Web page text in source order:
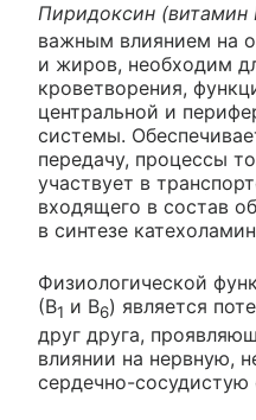
Пиридоксин (витамин
важным влиянием на
и жиров, необходим
кроветворения,
центральной и
системы.
передачу, процессы
участвует в
входящего в состав
в синтезе
Физиологической
(В1 и В6) является
друг друга,
влиянии на нервную,
сердечно-сосудистую